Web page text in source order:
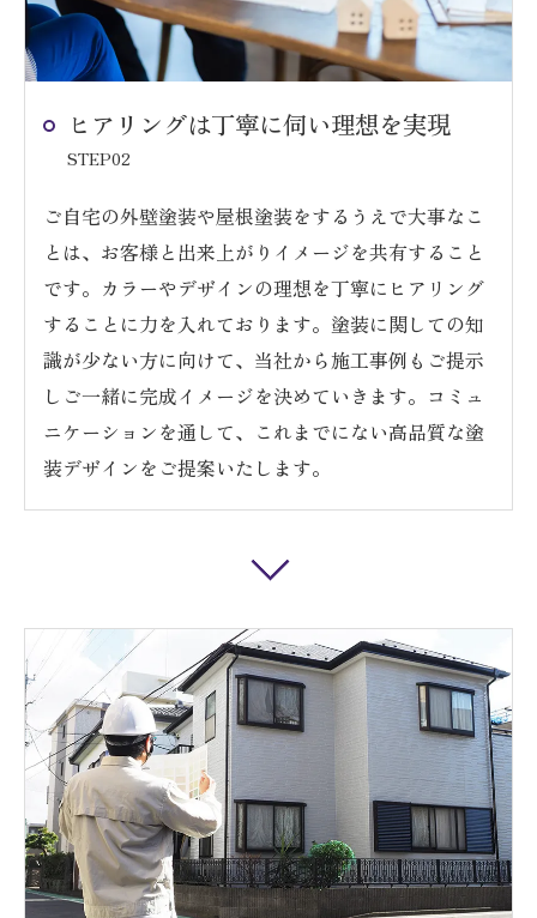
ヒアリングは丁寧に伺い理想を実現
STEP02
ご自宅の外壁塗装や屋根塗装をするうえで大事なこ
とは、お客様と出来上がりイメージを共有すること
です。カラーやデザインの理想を丁寧にヒアリング
することに力を入れております。塗装に関しての知
識が少ない方に向けて、当社から施工事例もご提示
しご一緒に完成イメージを決めていきます。コミュ
ニケーションを通して、これまでにない高品質な塗
装デザインをご提案いたします。